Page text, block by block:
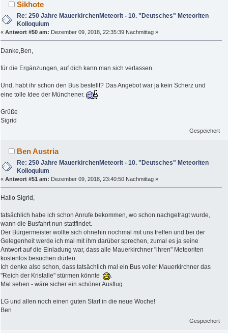
Sikhote
Re: 250 Jahre MauerkirchenMeteorit - 10. "Deutsches" Meteoriten
Kolloquium
« Antwort #50 am: Dezember 09, 2018, 22:35:39 Nachmittag »
Danke,Ben,
für die Ergänzungen, auf dich kann man sich verlassen.
Und, habt ihr schon den Bus bestellt? Das Angebot war ja kein Scherz und
eine tolle Idee der Münchener.
Grüße
Sigrid
Gespeichert
Ben Austria
Re: 250 Jahre MauerkirchenMeteorit - 10. "Deutsches" Meteoriten
Kolloquium
« Antwort #51 am: Dezember 09, 2018, 23:40:50 Nachmittag »
Hallo Sigrid,
tatsächlich habe ich schon Anrufe bekommen, wo schon nachgefragt wurde,
wann die Busfahrt nun stattfindet.
Der Bürgermeister wollte sich ohnehin nochmal mit uns treffen und bei der
Gelegenheit werde ich mal mit ihm darüber sprechen, zumal es ja seine
Antwort auf die Einladung war, dass alle Mauerkirchner "ihren" Meteoriten
kostenlos besuchen dürfen.
Ich denke also schon, dass tatsächlich mal ein Bus voller Mauerkirchner das
"Reich der Kristalle" stürmen könnte
.
Mal sehen - wäre sicher ein schöner Ausflug.
LG und allen noch einen guten Start in die neue Woche!
Ben
Gespeichert